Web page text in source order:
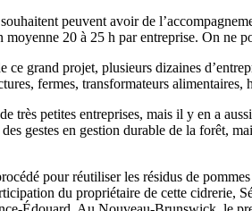
peuvent avoir de
20 à 25 h par entreprise. On ne
grand projet, plusieurs dizaines
fermes, transformateurs
très petites entreprises, mais il y en a
gestes en gestion durable de la forêt,
pour réutiliser les résidus de
du propriétaire de cette cidrerie,